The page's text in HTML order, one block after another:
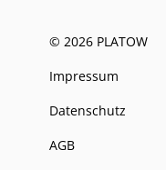
© 2026 PLATOW
Impressum
Datenschutz
AGB